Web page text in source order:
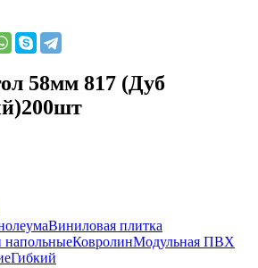
58мм 817 (Дуб
Виниловая плитка
напольныеКовролинМодульная ПВХ
Гибкий